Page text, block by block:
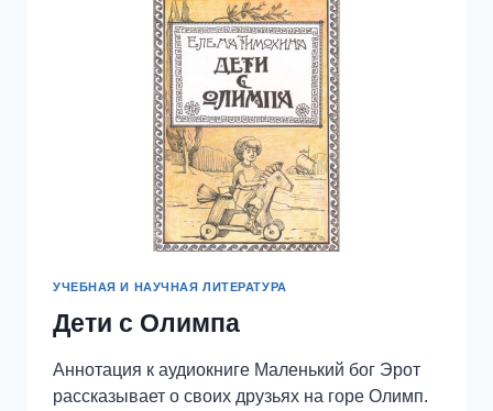
УЧЕБНАЯ И НАУЧНАЯ ЛИТЕРАТУРА
Дети с Олимпа
Аннотация к аудиокниге Маленький бог Эрот
рассказывает о своих друзьях на горе Олимп.